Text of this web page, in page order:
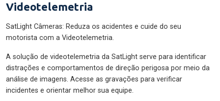
Videotelemetria
SatLight Câmeras: Reduza os acidentes e cuide do seu
motorista com a Videotelemetria.
A solução de videotelemetria da SatLight serve para identificar
distrações e comportamentos de direção perigosa por meio da
análise de imagens. Acesse as gravações para verificar
incidentes e orientar melhor sua equipe.